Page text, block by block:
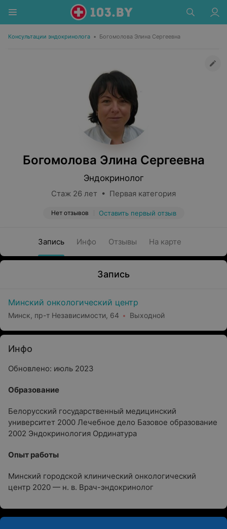
Консультации эндокринолога • Богомолова Элина Сергеевна
Богомолова Элина Сергеевна
Эндокринолог
Стаж 26 лет • Первая категория
Нет отзывов Оставить первый отзыв
Запись Инфо Отзывы На карте
Запись
Минский онкологический центр
Минск, пр-т Независимости, 64 Выходной
Инфо
Обновлено: июль 2023
Oбразование
Белорусский государственный медицинский
университет 2000 Лечебное дело Базовое образование
2002 Эндокринология Ординатура
Опыт работы
Минский городской клинический онкологический
центр 2020 — н. в. Врач-эндокринолог